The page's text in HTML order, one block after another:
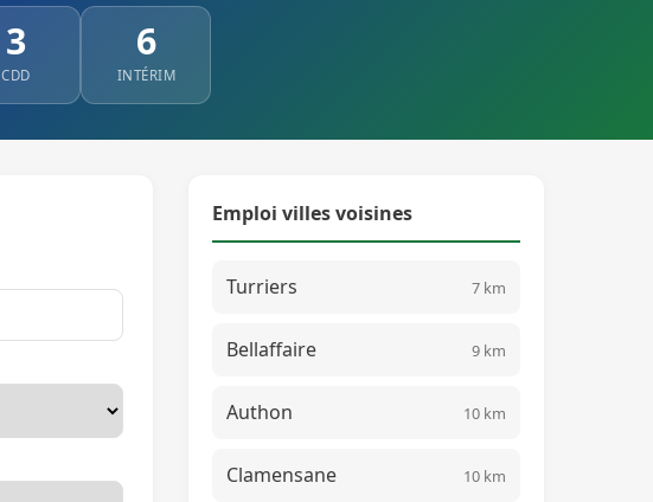
3
CDD
6
INTÉRIM
Emploi villes voisines
Turriers 7 km
Bellaffaire 9 km
Authon 10 km
Clamensane 10 km